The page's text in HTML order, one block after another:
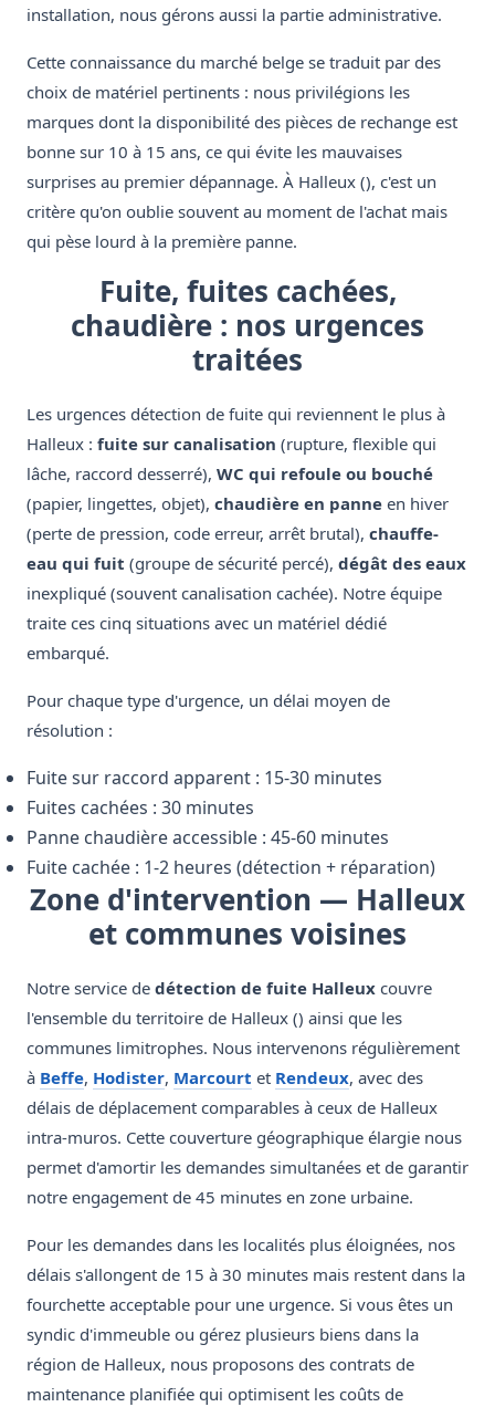
installation, nous gérons aussi la partie administrative.
Cette connaissance du marché belge se traduit par des
choix de matériel pertinents : nous privilégions les
marques dont la disponibilité des pièces de rechange est
bonne sur 10 à 15 ans, ce qui évite les mauvaises
surprises au premier dépannage. À Halleux (), c'est un
critère qu'on oublie souvent au moment de l'achat mais
qui pèse lourd à la première panne.
Fuite, fuites cachées,
chaudière : nos urgences
traitées
Les urgences détection de fuite qui reviennent le plus à
Halleux : fuite sur canalisation (rupture, flexible qui
lâche, raccord desserré), WC qui refoule ou bouché
(papier, lingettes, objet), chaudière en panne en hiver
(perte de pression, code erreur, arrêt brutal), chauffe-
eau qui fuit (groupe de sécurité percé), dégât des eaux
inexpliqué (souvent canalisation cachée). Notre équipe
traite ces cinq situations avec un matériel dédié
embarqué.
Pour chaque type d'urgence, un délai moyen de
résolution :
Fuite sur raccord apparent : 15-30 minutes
Fuites cachées : 30 minutes
Panne chaudière accessible : 45-60 minutes
Fuite cachée : 1-2 heures (détection + réparation)
Zone d'intervention — Halleux
et communes voisines
Notre service de détection de fuite Halleux couvre
l'ensemble du territoire de Halleux () ainsi que les
communes limitrophes. Nous intervenons régulièrement
à Beffe, Hodister, Marcourt et Rendeux, avec des
délais de déplacement comparables à ceux de Halleux
intra-muros. Cette couverture géographique élargie nous
permet d'amortir les demandes simultanées et de garantir
notre engagement de 45 minutes en zone urbaine.
Pour les demandes dans les localités plus éloignées, nos
délais s'allongent de 15 à 30 minutes mais restent dans la
fourchette acceptable pour une urgence. Si vous êtes un
syndic d'immeuble ou gérez plusieurs biens dans la
région de Halleux, nous proposons des contrats de
maintenance planifiée qui optimisent les coûts de